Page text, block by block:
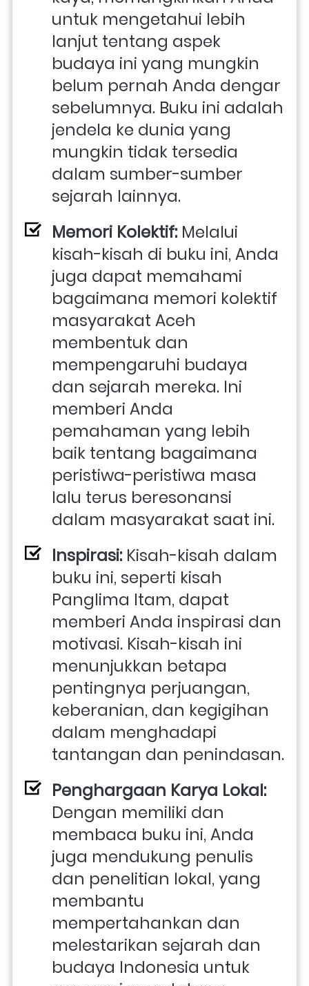
untuk mengetahui lebih
lanjut tentang aspek
budaya ini yang mungkin
belum pernah Anda dengar
sebelumnya. Buku ini adalah
jendela ke dunia yang
mungkin tidak tersedia
dalam sumber-sumber
sejarah lainnya.
Memori Kolektif: Melalui
kisah-kisah di buku ini, Anda
juga dapat memahami
bagaimana memori kolektif
masyarakat Aceh
membentuk dan
mempengaruhi budaya
dan sejarah mereka. Ini
memberi Anda
pemahaman yang lebih
baik tentang bagaimana
peristiwa-peristiwa masa
lalu terus beresonansi
dalam masyarakat saat ini.
Inspirasi: Kisah-kisah dalam
buku ini, seperti kisah
Panglima Itam, dapat
memberi Anda inspirasi dan
motivasi. Kisah-kisah ini
menunjukkan betapa
pentingnya perjuangan,
keberanian, dan kegigihan
dalam menghadapi
tantangan dan penindasan.
Penghargaan Karya Lokal:
Dengan memiliki dan
membaca buku ini, Anda
juga mendukung penulis
dan penelitian lokal, yang
membantu
mempertahankan dan
melestarikan sejarah dan
budaya Indonesia untuk